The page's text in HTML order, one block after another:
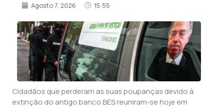
Agosto 7, 2026 15:55
Cidadãos que perderam as suas poupanças devido à
extinção do antigo banco BES reuniram-se hoje em